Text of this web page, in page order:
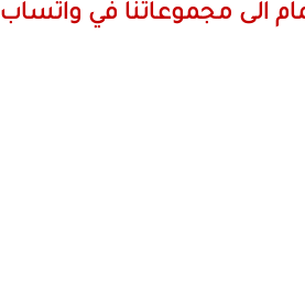
الى مجموعاتنا في واتساب